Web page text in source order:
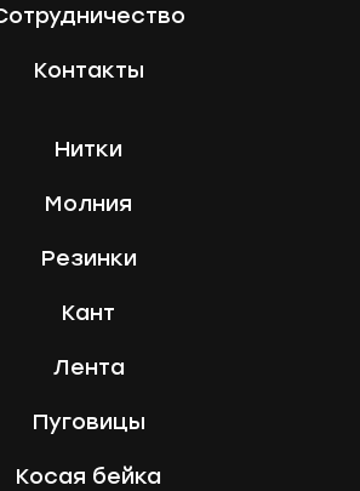
Контакты
Нитки
Молния
Резинки
Кант
Лента
Пуговицы
Косая бейка